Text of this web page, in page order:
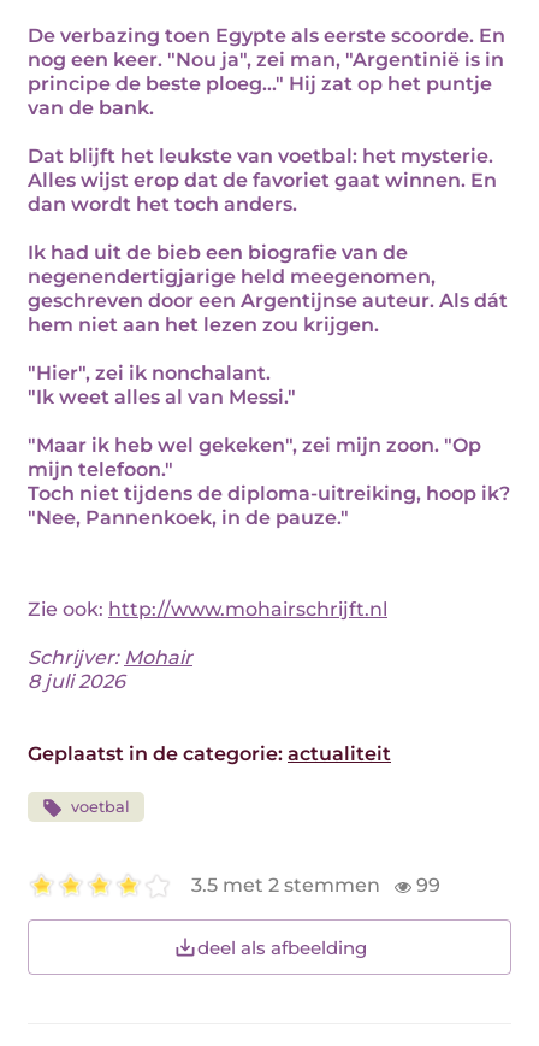
De verbazing toen Egypte als eerste scoorde. En
nog een keer. "Nou ja", zei man, "Argentinië is in
principe de beste ploeg..." Hij zat op het puntje
van de bank.
Dat blijft het leukste van voetbal: het mysterie.
Alles wijst erop dat de favoriet gaat winnen. En
dan wordt het toch anders.
Ik had uit de bieb een biografie van de
negenendertigjarige held meegenomen,
geschreven door een Argentijnse auteur. Als dát
hem niet aan het lezen zou krijgen.
"Hier", zei ik nonchalant.
"Ik weet alles al van Messi."
"Maar ik heb wel gekeken", zei mijn zoon. "Op
mijn telefoon."
Toch niet tijdens de diploma-uitreiking, hoop ik?
"Nee, Pannenkoek, in de pauze."
Zie ook: http://www.mohairschrijft.nl
Schrijver: Mohair
8 juli 2026
Geplaatst in de categorie: actualiteit
voetbal
3.5 met 2 stemmen 99
deel als afbeelding